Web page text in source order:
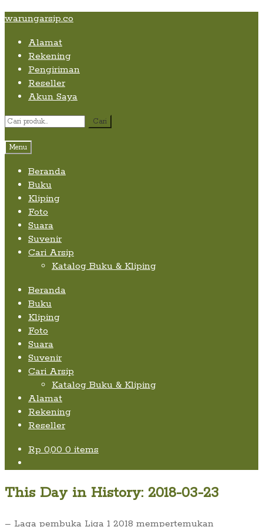
Skip
content
Skip
navigation
Skip
content
warungarsip.co
Alamat
Rekening
Pengiriman
Reseller
Akun Saya
Pencarian
Cari
Menu
Beranda
Buku
Kliping
Foto
Suara
Suvenir
Cari Arsip
Katalog Buku & Kliping
Beranda
Buku
Kliping
Foto
Suara
Suvenir
Cari Arsip
Katalog Buku & Kliping
Alamat
Rekening
Reseller
Rp 0,00 0 items
This Day in History: 2018-03-23
– Laga pembuka Liga 1 2018 mempertemukan